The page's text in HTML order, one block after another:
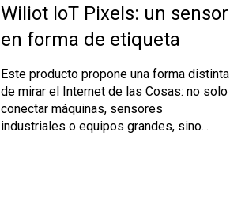
Wiliot IoT Pixels: un sensor
en forma de etiqueta
Este producto propone una forma distinta
de mirar el Internet de las Cosas: no solo
conectar máquinas, sensores
industriales o equipos grandes, sino...